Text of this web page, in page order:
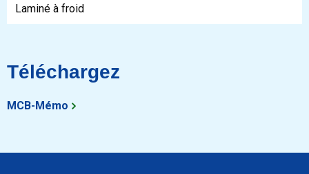
Laminé à froid
Téléchargez
MCB-Mémo